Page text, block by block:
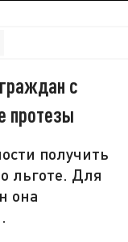
с
протезы
получить
льготе. Для
она